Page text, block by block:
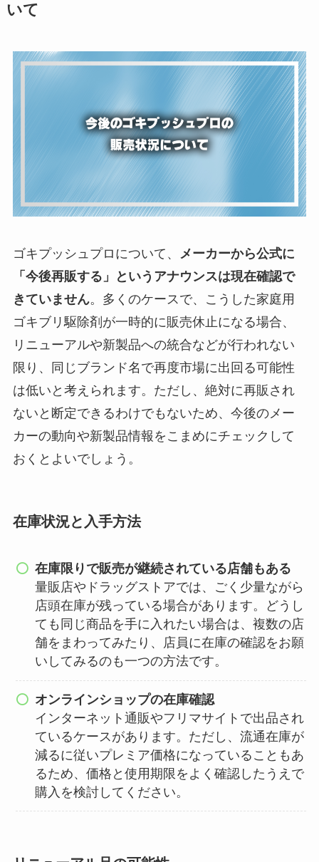
いて
ゴキプッシュプロについて、
メーカーから公式に
「今後再販する」というアナウンスは現在確認で
きていません。多くのケースで、こうした家庭用
ゴキブリ駆除剤が一時的に販売休止になる場合、
リニューアルや新製品への統合などが行われない
限り、同じブランド名で再度市場に出回る可能性
は低いと考えられます。ただし、絶対に再販され
ないと断定できるわけでもないため、今後のメー
カーの動向や新製品情報をこまめにチェックして
おくとよいでしょう。
在庫状況と入手方法
在庫限りで販売が継続されている店舗もある
量販店やドラッグストアでは、ごく少量ながら
店頭在庫が残っている場合があります。どうし
ても同じ商品を手に入れたい場合は、複数の店
舗をまわってみたり、店員に在庫の確認をお願
いしてみるのも一つの方法です。
オンラインショップの在庫確認
インターネット通販やフリマサイトで出品され
ているケースがあります。ただし、流通在庫が
減るに従いプレミア価格になっていることもあ
るため、価格と使用期限をよく確認したうえで
購入を検討してください。